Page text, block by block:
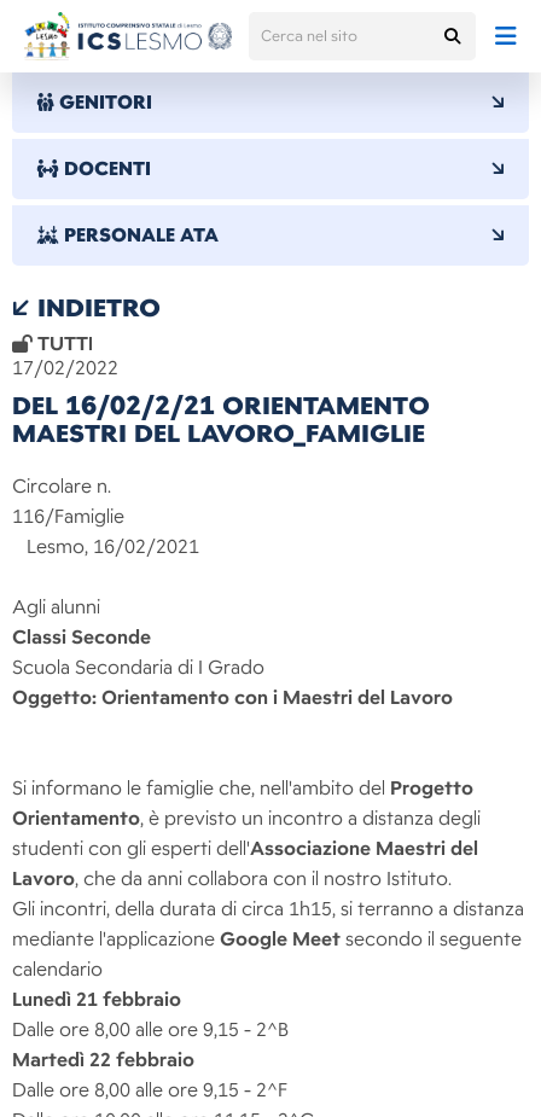
GENITORI
DOCENTI
PERSONALE ATA
INDIETRO
TUTTI
17/02/2022
DEL 16/02/2/21 ORIENTAMENTO
MAESTRI DEL LAVORO_FAMIGLIE
Circolare n.
116/
Lesmo, 16/02/2021
Agli alunni
Classi Seconde
Scuola Secondaria di I Grado
Oggetto: Orientamento con i Maestri del Lavoro
Si informano le famiglie che, nell'ambito del Progetto
Orientamento, è previsto un incontro a distanza degli
studenti con gli esperti dell'Associazione Maestri del
Lavoro, che da anni collabora con il nostro Istituto.
Gli incontri, della durata di circa 1h15, si terranno a distanza
mediante l'applicazione Google Meet secondo il seguente
calendario
Lunedì 21 febbraio
Dalle ore 8,00 alle ore 9,15 - 2^B
Martedì 22 febbraio
Dalle ore 8,00 alle ore 9,15 - 2^F